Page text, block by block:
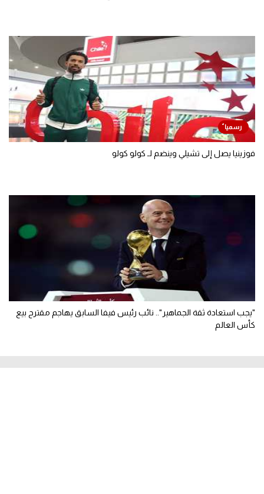
فوزينيا يصل إلى تشيلي وينضم لـ كولو كولو
"يجب استعادة ثقة الجماهير".. نائب رئيس فيفا السابق يهاجم مقترح بيع
كأس العالم